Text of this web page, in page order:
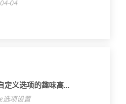
04
定义选项的趣味高...
选项设置